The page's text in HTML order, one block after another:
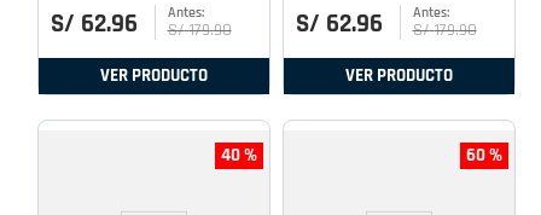
S/ 62.96 S/ 179.90
VER PRODUCTO
S/ 62.96 S/ 179.90
VER PRODUCTO
40 % 60 %